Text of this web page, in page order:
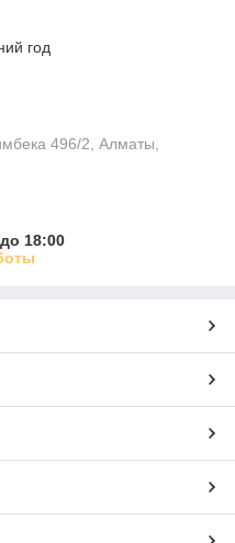
год
496/2, Алматы,
18:00